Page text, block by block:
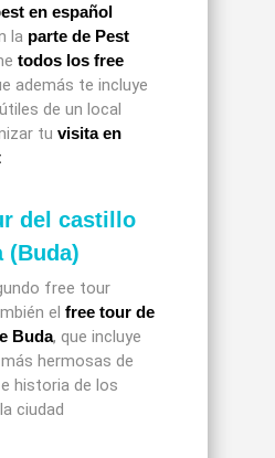
en español
la parte de Pest
todos los free
además te incluye
de un local
tuvisita en
del castillo
(Buda)
free tour
elfree tour de
Buda, que incluye
hermosas de
historia de los
ciudad